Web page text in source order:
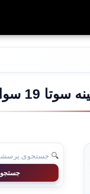
سوالی
🔍
جستجو